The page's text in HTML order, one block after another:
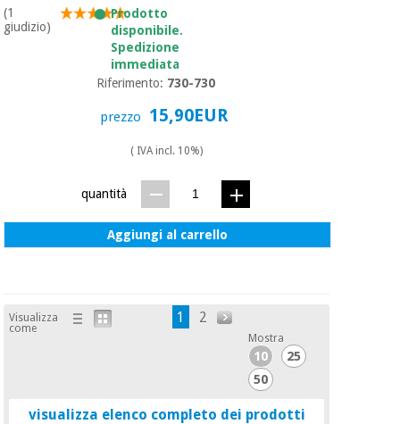
(1
giudizio)
Prodotto
disponibile.
Spedizione
immediata
Riferimento: 730-730
prezzo 15,90EUR
( IVA incl. 10%)
quantità
Aggiungi al carrello
Visualizza
come
1 2
Mostra
10
25
50
visualizza elenco completo dei prodotti